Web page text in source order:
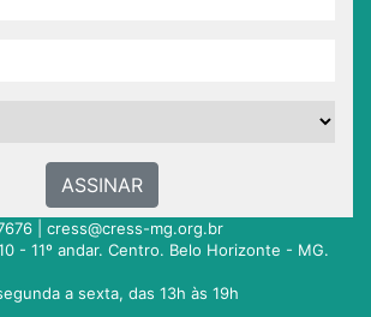
ASSINAR
| cress@cress-mg.org.br
- 11º andar. Centro. Belo Horizonte - MG.
a sexta, das 13h às 19h